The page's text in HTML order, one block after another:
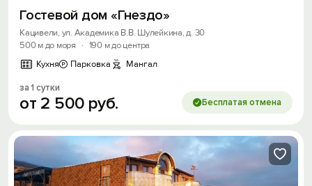
Гостевой дом «Гнездо»
Кацивели, ул. Академика В.В. Шулейкина, д. 30
500 м до моря
· 190 м до центра
Кухня
Парковка Мангал
за 1 сутки
от 2 500 руб. Бесплатая отмена